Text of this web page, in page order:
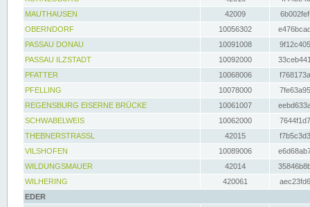
MAUTHAUSEN
42009
OBERNDORF
10056302
PASSAU DONAU
10091008
PASSAU ILZSTADT
10092000
PFATTER
10068006
PFELLING
10078000
REGENSBURG EISERNE BRÜCKE
10061007
SCHWABELWEIS
10062000
THEBNERSTRASSL
42015
VILSHOFEN
10089006
WILDUNGSMAUER
42014
WILHERING
420061
EDER